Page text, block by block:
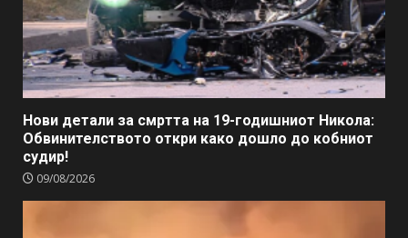
Нови детали за смртта на 19-годишниот Никола:
Обвинителството откри како дошло до кобниот
судир!
09/08/2026